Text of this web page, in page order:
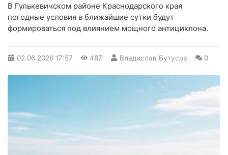
В Гулькевичском районе Краснодарского края
погодные условия в ближайшие сутки будут
формироваться под влиянием мощного антициклона.
02.06.2026 17:57 487 Владислав Бутусов 0